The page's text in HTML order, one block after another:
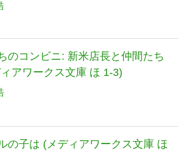
のコンビニ: 新米店長と仲間たち
アワークス文庫 ほ 1-3)
の子は (メディアワークス文庫 ほ